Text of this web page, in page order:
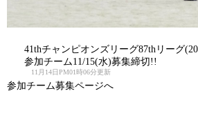
41thチャンピオンズリーグ87thリーグ
参加チーム11/15(水)募集締切!!
11月14日PM01時06分更新
参加チーム募集ページへ